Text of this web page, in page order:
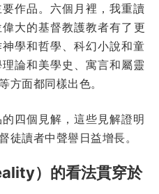
作品。六個月裡，我重讀
大的基督教護教者有了更
學和哲學、科幻小說和童
論和美學史、寓言和屬靈
方面都同樣出色。
四個見解，這些見解證明
徒讀者中聲譽日益增長。
）的看法貫穿於